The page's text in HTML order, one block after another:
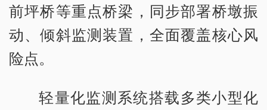
前坪桥等重点桥梁，同步部署桥墩振
动、倾斜监测装置，全面覆盖核心风
险点。
轻量化监测系统搭载多类小型化